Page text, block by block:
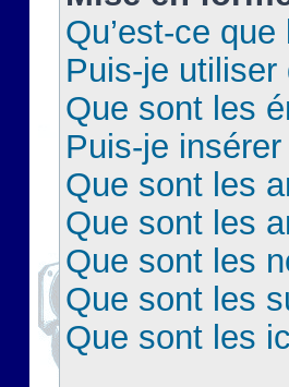
Qu’est-ce
Puis-je utiliser
Que sont les
Puis-je
Que sont les
Que sont les
Que sont les
Que sont les
Que sont les